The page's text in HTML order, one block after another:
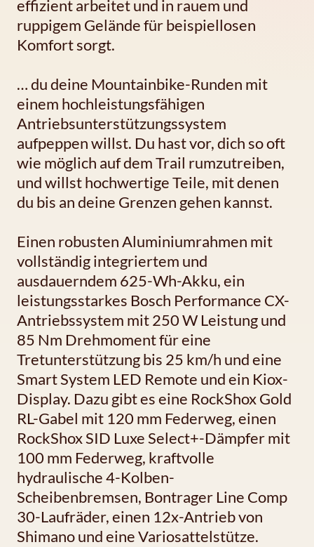
effizient arbeitet und in rauem und
ruppigem Gelände für beispiellosen
Komfort sorgt.
… du deine Mountainbike-Runden mit
einem hochleistungsfähigen
Antriebsunterstützungssystem
aufpeppen willst. Du hast vor, dich so oft
wie möglich auf dem Trail rumzutreiben,
und willst hochwertige Teile, mit denen
du bis an deine Grenzen gehen kannst.
Einen robusten Aluminiumrahmen mit
vollständig integriertem und
ausdauerndem 625-Wh-Akku, ein
leistungsstarkes Bosch Performance CX-
Antriebssystem mit 250 W Leistung und
85 Nm Drehmoment für eine
Tretunterstützung bis 25 km/h und eine
Smart System LED Remote und ein Kiox-
Display. Dazu gibt es eine RockShox Gold
RL-Gabel mit 120 mm Federweg, einen
RockShox SID Luxe Select+-Dämpfer mit
100 mm Federweg, kraftvolle
hydraulische 4-Kolben-
Scheibenbremsen, Bontrager Line Comp
30-Laufräder, einen 12x-Antrieb von
Shimano und eine Variosattelstütze.